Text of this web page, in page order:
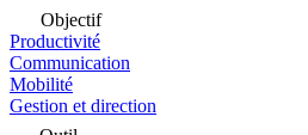
Objectif
Productivité
Communication
Mobilité
Gestion et direction